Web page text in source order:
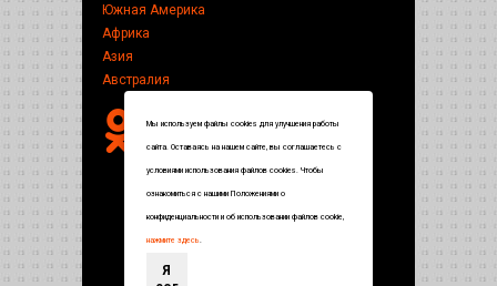
Южная Америка
Африка
Азия
Австралия
Мы используем файлы cookies для улучшения работы
сайта. Оставаясь на нашем сайте, вы соглашаетесь с
условиями использования файлов cookies. Чтобы
ознакомиться с нашими Положениями о
конфиденциальности и об использовании файлов cookie,
нажмите здесь.
Я